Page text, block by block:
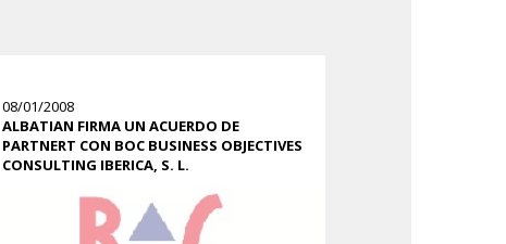
08/01/2008
ALBATIAN FIRMA UN ACUERDO DE
PARTNERT CON BOC BUSINESS OBJECTIVES
CONSULTING IBERICA, S. L.